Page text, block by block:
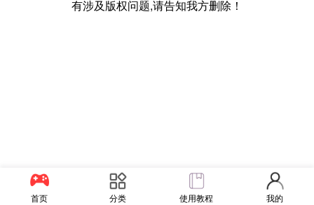
有涉及版权问题,请告知我方删除！
首页 分类 使用教程 我的